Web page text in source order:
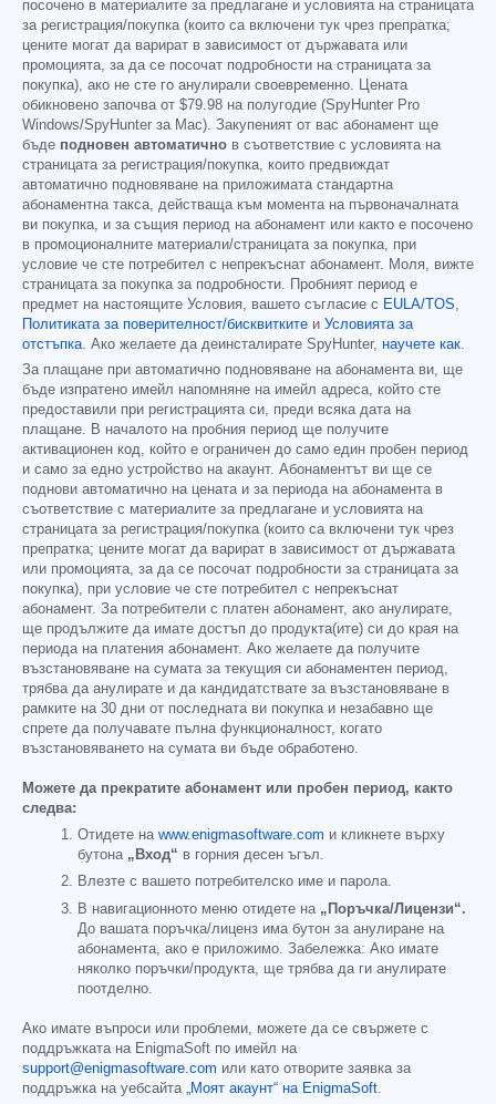
посочено в материалите за предлагане и условията на страницата
за регистрация/покупка (които са включени тук чрез препратка;
цените могат да варират в зависимост от държавата или
промоцията, за да се посочат подробности на страницата за
покупка), ако не сте го анулирали своевременно. Цената
обикновено започва от $79.98 на полугодие (SpyHunter Pro
Windows/SpyHunter за Mac). Закупеният от вас абонамент ще
бъде подновен автоматично в съответствие с условията на
страницата за регистрация/покупка, които предвиждат
автоматично подновяване на приложимата стандартна
абонаментна такса, действаща към момента на първоначалната
ви покупка, и за същия период на абонамент или както е посочено
в промоционалните материали/страницата за покупка, при
условие че сте потребител с непрекъснат абонамент. Моля, вижте
страницата за покупка за подробности. Пробният период е
предмет на настоящите Условия, вашето съгласие с EULA/TOS
Политиката за поверителност/бисквитките и Условията за
отстъпка . Ако желаете да деинсталирате SpyHunter, научете как
За плащане при автоматично подновяване на абонамента ви, ще
бъде изпратено имейл напомняне на имейл адреса, който сте
предоставили при регистрацията си, преди всяка дата на
плащане. В началото на пробния период ще получите
активационен код, който е ограничен до само един пробен период
и само за едно устройство на акаунт. Абонаментът ви ще се
поднови автоматично на цената и за периода на абонамента в
съответствие с материалите за предлагане и условията на
страницата за регистрация/покупка (които са включени тук чрез
препратка; цените могат да варират в зависимост от държавата
или промоцията, за да се посочат подробности за страницата за
покупка), при условие че сте потребител с непрекъснат
абонамент. За потребители с платен абонамент, ако анулирате,
ще продължите да имате достъп до продукта(ите) си до края на
периода на платения абонамент. Ако желаете да получите
възстановяване на сумата за текущия си абонаментен период,
трябва да анулирате и да кандидатствате за възстановяване в
рамките на 30 дни от последната ви покупка и незабавно ще
спрете да получавате пълна функционалност, когато
възстановяването на сумата ви бъде обработено.
Можете да прекратите абонамент или пробен период, както
следва:
Отидете на www.enigmasoftware.com и кликнете върху
бутона „Вход“ в горния десен ъгъл.
Влезте с вашето потребителско име и парола.
В навигационното меню отидете на „Поръчка/Лицензи“.
До вашата поръчка/лиценз има бутон за анулиране на
абонамента, ако е приложимо. Забележка: Ако имате
няколко поръчки/продукта, ще трябва да ги анулирате
поотделно.
Ако имате въпроси или проблеми, можете да се свържете с
поддръжката на EnigmaSoft по имейл на
support@enigmasoftware.com или като отворите заявка за
поддръжка на уебсайта
„Моят акаунт“ на EnigmaSoft